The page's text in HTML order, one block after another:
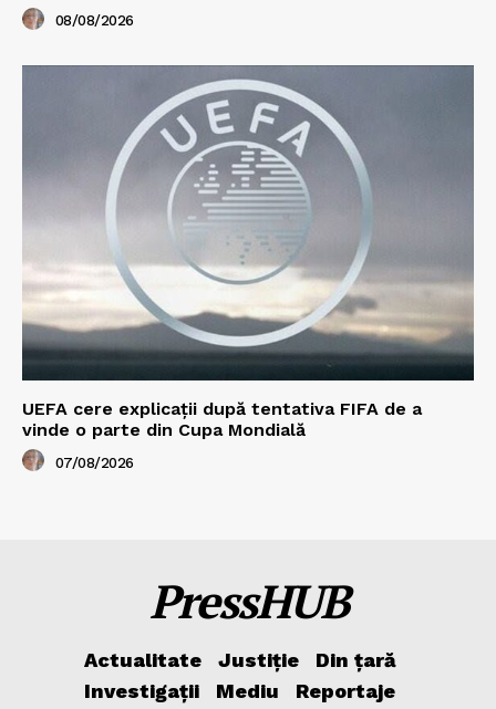
08/08/2026
UEFA cere explicații după tentativa FIFA de a
vinde o parte din Cupa Mondială
07/08/2026
PressHUB
Actualitate Justiție
Din țară
Investigații
Mediu
Reportaje